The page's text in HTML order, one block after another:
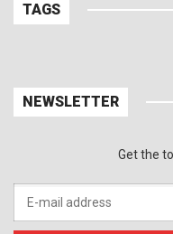
TAGS
NEWSLETTER
Get the